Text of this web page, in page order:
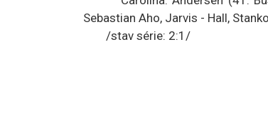
Sebastian Aho, Jarvis - Hall,
/stav série: 2:1/